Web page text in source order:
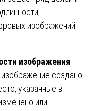
изображений.
изображения:
создано
указанные в
или